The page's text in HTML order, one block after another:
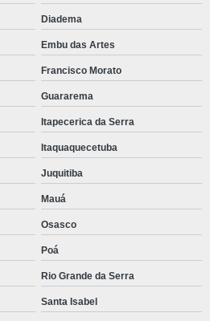
Diadema
Embu das Artes
Francisco Morato
Guararema
Itapecerica da Serra
Itaquaquecetuba
Juquitiba
Mauá
Osasco
Poá
Rio Grande da Serra
Santa Isabel